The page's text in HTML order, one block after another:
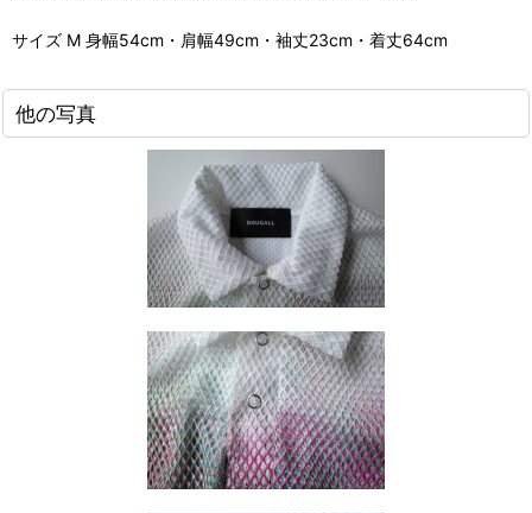
サイズ M 身幅54cm・肩幅49cm・袖丈23cm・着丈64cm
他の写真